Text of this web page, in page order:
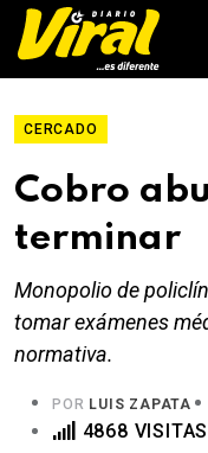
CERCADO
Cobro
terminar
Monopolio de
tomar exámenes
normativa.
POR LUIS ZAPATA
4868 VISITAS